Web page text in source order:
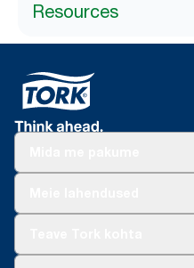
Resources